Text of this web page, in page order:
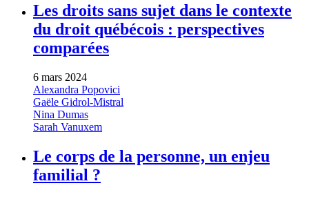
Les droits sans sujet dans le contexte
du droit québécois : perspectives
comparées
6 mars 2024
Alexandra Popovici
Gaële Gidrol-Mistral
Nina Dumas
Sarah Vanuxem
Le corps de la personne, un enjeu
familial ?